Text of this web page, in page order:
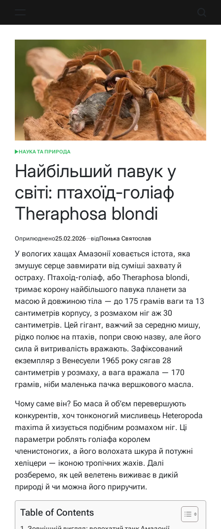
ОПУБЛІКУВАТИ
НАУКА ТА ПРИРОДА
Найбільший павук у
світі: птахоїд-голіаф
Theraphosa blondi
Оприлюднено25.02.2026 відПонька Святослав
У вологих хащах Амазонії ховається істота, яка
змушує серце завмирати від суміші захвату й
остраху. Птахоїд-голіаф, або Theraphosa blondi,
тримає корону найбільшого павука планети за
масою й довжиною тіла — до 175 грамів ваги та 13
сантиметрів корпусу, з розмахом ніг аж 30
сантиметрів. Цей гігант, важчий за середню мишу,
рідко полює на птахів, попри свою назву, але його
сила й витривалість вражають. Зафіксований
екземпляр з Венесуели 1965 року сягав 28
сантиметрів у розмаху, а вага вражала — 170
грамів, ніби маленька пачка вершкового масла.
Чому саме він? Бо маса й об’єм перевершують
конкурентів, хоч тонконогий мисливець Heteropoda
maxima й хизується подібним розмахом ніг. Ці
параметри роблять голіафа королем
членистоногих, а його волохата шкура й потужні
хеліцери — іконою тропічних жахів. Далі
розберемо, як цей велетень виживає в дикій
природі й чи можна його приручити.
Table of Contents